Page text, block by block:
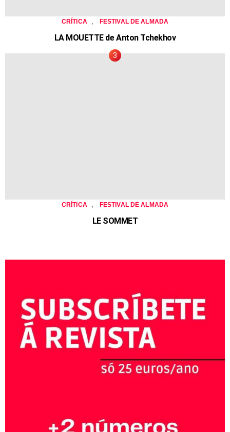
CRÍTICA FESTIVAL DE ALMADA
LA MOUETTE de Anton Tchekhov
CRÍTICA FESTIVAL DE ALMADA
LE SOMMET